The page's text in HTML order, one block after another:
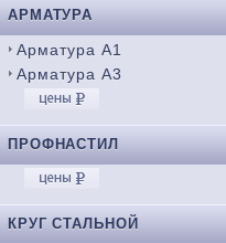
АРМАТУРА
Арматура А1
Арматура А3
ПРОФНАСТИЛ
КРУГ СТАЛЬНОЙ